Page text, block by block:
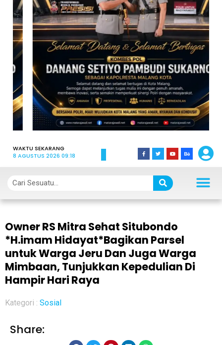
WAKTU SEKARANG
8 AGUSTUS 2026 09:18
Owner RS Mitra Sehat Situbondo
*H.imam Hidayat*Bagikan Parsel
untuk Warga Jeru Dan Juga Warga
Mimbaan, Tunjukkan Kepedulian Di
Hampir Hari Raya
Kategori : Sosial
Share: